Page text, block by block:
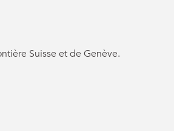
Suisse et de Genève.